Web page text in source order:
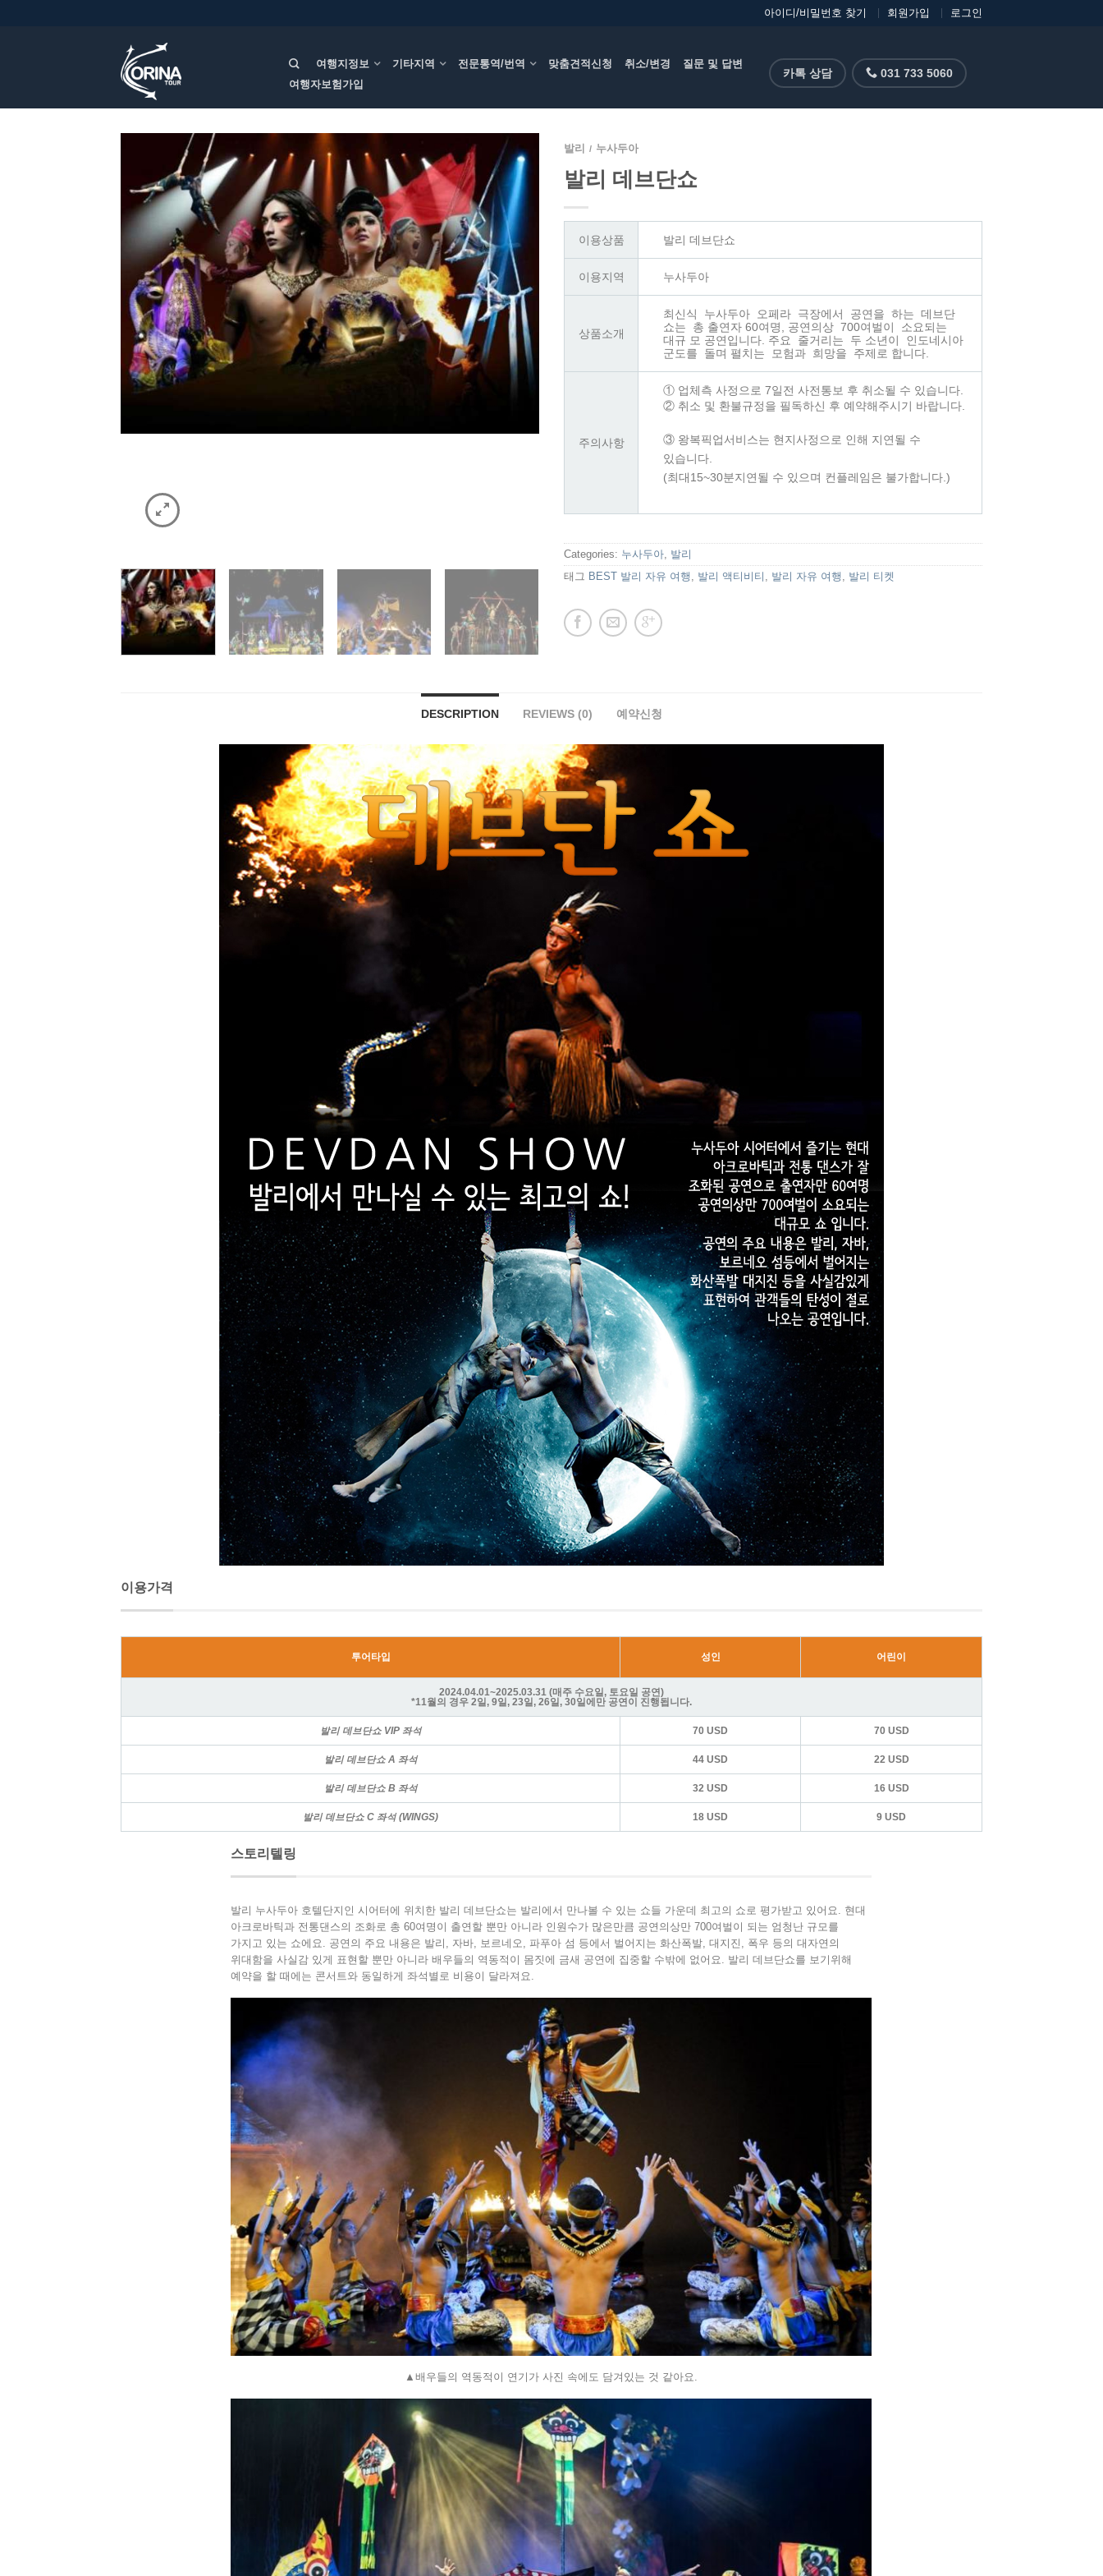
아이디/비밀번호 찾기 회원가입 로그인
여행지정보 기타지역 전문통역/번역 맞춤견적신청 취소/변경
질문 및 답변
여행자보험가입
카톡 상담 031 733 5060
발리 / 누사두아
발리 데브단쇼
이용상품 발리 데브단쇼
이용지역 누사두아
상품소개
최신식 누사두아 오페라 극장에서 공연을 하는 데브단
쇼는 총 출연자 60여명, 공연의상 700여벌이 소요되는
대규 모 공연입니다. 주요 줄거리는 두 소년이 인도네시아
군도를 돌며 펼치는 모험과 희망을 주제로 합니다.
주의사항
① 업체측 사정으로 7일전 사전통보 후 취소될 수 있습니다.
② 취소 및 환불규정을 필독하신 후 예약해주시기 바랍니다.
③ 왕복픽업서비스는 현지사정으로 인해 지연될 수
있습니다.
(최대15~30분지연될 수 있으며 컨플레임은 불가합니다.)
Categories: 누사두아 발리
태그 BEST 발리 자유 여행 발리 액티비티 발리 자유 여행 발리 티켓
DESCRIPTION REVIEWS (0) 예약신청
이용가격
투어타입 성인 어린이
2024.04.01~2025.03.31 (매주 수요일, 토요일 공연)
*11월의 경우 2일, 9일, 23일, 26일, 30일에만 공연이 진행됩니다.
발리 데브단쇼 VIP 좌석 70 USD 70 USD
발리 데브단쇼 A 좌석 44 USD 22 USD
발리 데브단쇼 B 좌석 32 USD 16 USD
발리 데브단쇼 C 좌석 (WINGS) 18 USD 9 USD
스토리텔링
발리 누사두아 호텔단지인 시어터에 위치한 발리 데브단쇼는 발리에서 만나볼 수 있는 쇼들 가운데 최고의 쇼로 평가받고 있어요. 현대
아크로바틱과 전통댄스의 조화로 총 60여명이 출연할 뿐만 아니라 인원수가 많은만큼 공연의상만 700여벌이 되는 엄청난 규모를
가지고 있는 쇼에요. 공연의 주요 내용은 발리, 자바, 보르네오, 파푸아 섬 등에서 벌어지는 화산폭발, 대지진, 폭우 등의 대자연의
위대함을 사실감 있게 표현할 뿐만 아니라 배우들의 역동적이 몸짓에 금새 공연에 집중할 수밖에 없어요. 발리 데브단쇼를 보기위해
예약을 할 때에는 콘서트와 동일하게 좌석별로 비용이 달라져요.
▲배우들의 역동적이 연기가 사진 속에도 담겨있는 것 같아요.